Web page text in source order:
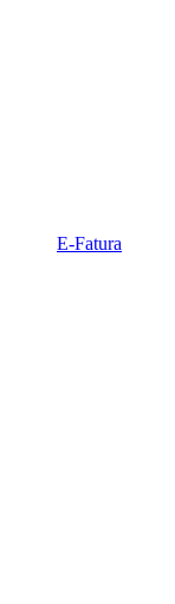
E-Fatura